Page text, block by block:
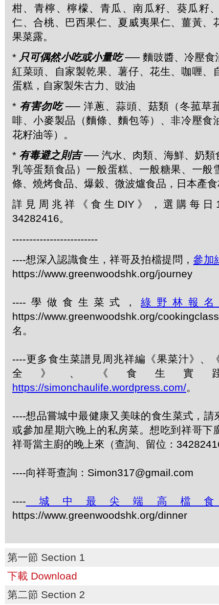
柑、青檸、檸檬、青瓜、南瓜籽、葵瓜籽
仁、合桃、巴西果仁、夏威夷果仁、薑黃、
果菜露。
* 只可偶然小吃或小量吃── 麵豉醬、冷壓食
紅菜頭、自家製乾果、薯仔、花生、咖喱、
蛋糕，自家製朱古力、豉油
* 有害勿吃── 洋蔥、蒜頭、菇類（冬菰草
啡、小麥製品（麵條、麵包等）、非冷壓食
花籽油等）。
* 有毒避之則吉── 汽水、肉類、海鮮、奶類
乳等蛋類食品）一般蛋糕、一般糖果、一般
條、燒烤食品、爆穀、微波爐食品，日本產
詳見周兆祥《食生DIY》，選購每日
34282416。
-------------------------
----想深入認識食生，祥哥及拍檔提問，參加
https://www.greenwoodshk.org/journey
----學做食生菜式，綠野林報
https://www.greenwoodshk.org/
名。
----更多食生菜譜見周兆祥編《果菜汁》、
全》、《食生實
https://simonchaulife.wordpress.com/。
----想品嘗城中最健康又美味的食生菜式，請
或參加星期六晚上的私房菜。想吃到祥哥下
祥哥當主廚的晚上來（查詢、留位：
----向祥哥查詢：Simon317@gmail.com
---- 城中最尖端高檔
https://www.greenwoodshk.org/dinner
第一節 Section 1
下載 Download
第二節 Section 2